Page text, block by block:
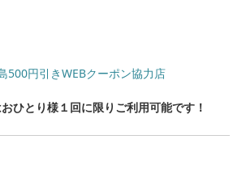
500円引きWEBクーポン協力店
ひとり様１回に限りご利用可能です！